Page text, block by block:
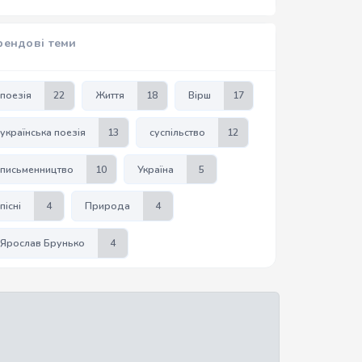
теми
поезія 22 Життя 18 Вірш 17
українська поезія 13 суспільство 12
письменництво 10 Україна 5
пісні 4 Природа 4
Ярослав Брунько 4